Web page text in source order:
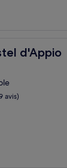
d'Appio
avis)